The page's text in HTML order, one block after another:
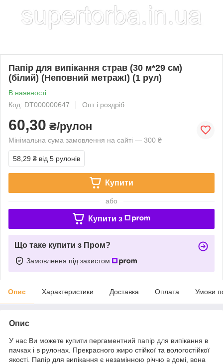
Папір для випікання страв (30 м*29 см)
(білий) (Неповний метраж!) (1 рул)
В наявності
Код: DT000000647
Опт і роздріб
60,30 ₴/рулон
Мінімальна сума замовлення на сайті — 300 ₴
58,29 ₴ від 5 рулонів
Купити
або
Купити з
Що таке купити з Пром?
Замовлення під захистом
Опис Характеристики Доставка Оплата Умови
Опис
У нас Ви можете купити пергаментний папір для випікання в
пачках і в рулонах. Прекрасного жиро стійкої та вологостійкої
якості. Папір для випікання є незамінною річчю в домі, вона